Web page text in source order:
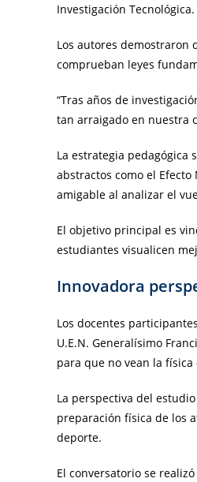
Investigación Tecnológica.
Los autores demostraron
comprueban leyes
“Tras años de
tan arraigado en nuestra
La estrategia
abstractos como el
amigable al analizar el
El objetivo principal es
estudiantes visualicen
Innovadora
Los docentes
U.E.N. Generalísimo
para que no vean la
La perspectiva del
preparación física de los
deporte.
El conversatorio se